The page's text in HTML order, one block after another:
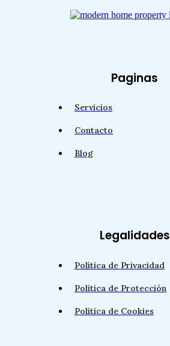
Paginas
Servicios
Contacto
Blog
Legalidades
Política de Privacidad
Política de Protección
Política de Cookies